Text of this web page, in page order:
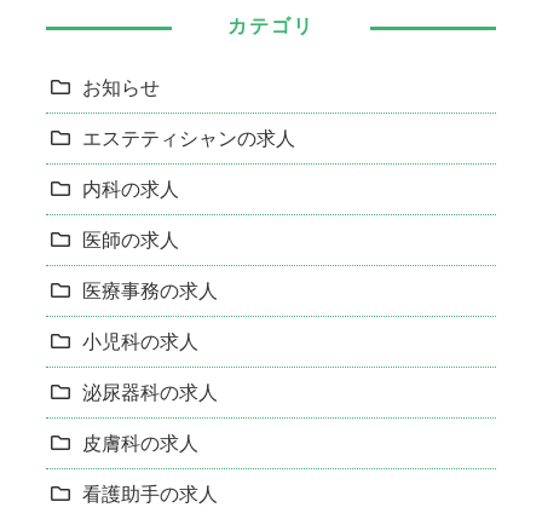
カテゴリ
お知らせ
エステティシャンの求人
内科の求人
医師の求人
医療事務の求人
小児科の求人
泌尿器科の求人
皮膚科の求人
看護助手の求人